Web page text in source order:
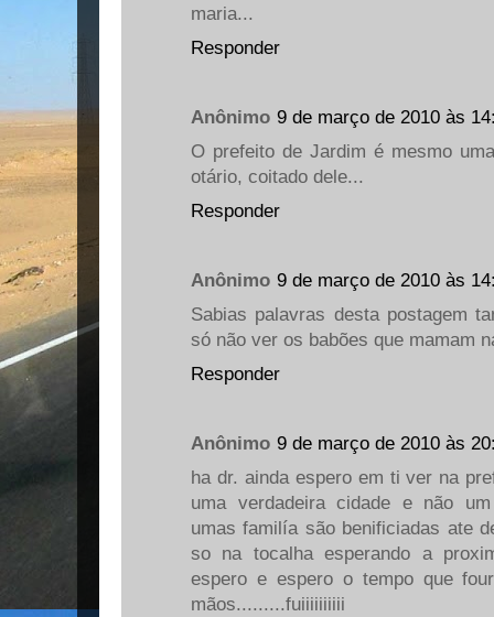
maria...
Responder
Anônimo 9 de março de 2010 às
O prefeito de Jardim é mesmo
otário, coitado dele...
Responder
Anônimo 9 de março de 2010 às
Sabias palavras desta postagem
só não ver os babões que mamam
Responder
Anônimo 9 de março de 2010 às
ha dr. ainda espero em ti ver na
uma verdadeira cidade e não
umas familía são benificiadas ate
so na tocalha esperando a
espero e espero o tempo que
mãos.........fuiiiiiiiiii